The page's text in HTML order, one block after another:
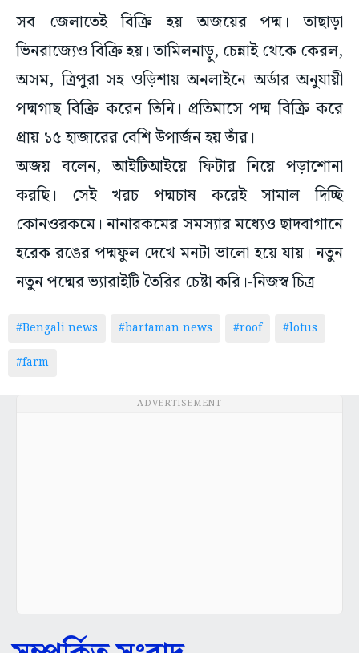
সব জেলাতেই বিক্রি হয় অজয়ের পদ্ম। তাছাড়া
ভিনরাজ্যেও বিক্রি হয়। তামিলনাড়ু, চেন্নাই থেকে কেরল,
অসম, ত্রিপুরা সহ ওড়িশায় অনলাইনে অর্ডার অনুযায়ী
পদ্মগাছ বিক্রি করেন তিনি। প্রতিমাসে পদ্ম বিক্রি করে
প্রায় ১৫ হাজারের বেশি উপার্জন হয় তাঁর।
অজয় বলেন, আইটিআইয়ে ফিটার নিয়ে পড়াশোনা
করছি। সেই খরচ পদ্মচাষ করেই সামাল দিচ্ছি
কোনওরকমে। নানারকমের সমস্যার মধ্যেও ছাদবাগানে
হরেক রঙের পদ্মফুল দেখে মনটা ভালো হয়ে যায়। নতুন
নতুন পদ্মের ভ্যারাইটি তৈরির চেষ্টা করি।-নিজস্ব চিত্র
#Bengali news #bartaman news #roof
#lotus
#farm
ADVERTISEMENT